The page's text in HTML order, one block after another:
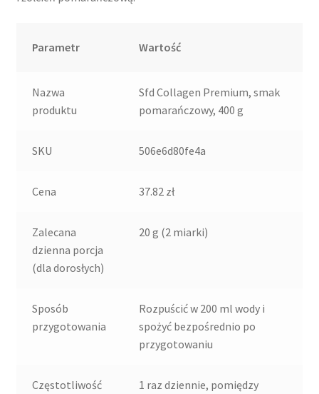
Parametr Wartość
Nazwa
produktu
Sfd Collagen Premium, smak
pomarańczowy, 400 g
SKU 506e6d80fe4a
Cena 37.82 zł
Zalecana
dzienna porcja
(dla dorosłych)
20 g (2 miarki)
Sposób
przygotowania
Rozpuścić w 200 ml wody i
spożyć bezpośrednio po
przygotowaniu
Częstotliwość
1 raz dziennie, pomiędzy